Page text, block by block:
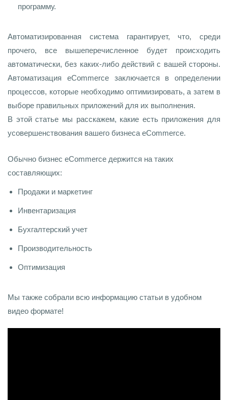
программу.
Автоматизированная система гарантирует, что, среди
прочего, все вышеперечисленное будет происходить
автоматически, без каких-либо действий с вашей стороны.
Автоматизация eCommerce заключается в определении
процессов, которые необходимо оптимизировать, а затем в
выборе правильных приложений для их выполнения.
В этой статье мы расскажем, какие есть приложения для
усовершенствования вашего бизнеса eCommerce.
Обычно бизнес eCommerce держится на таких
составляющих:
Продажи и маркетинг
Инвентаризация
Бухгалтерский учет
Производительность
Оптимизация
Мы также собрали всю информацию статьи в удобном
видео формате!